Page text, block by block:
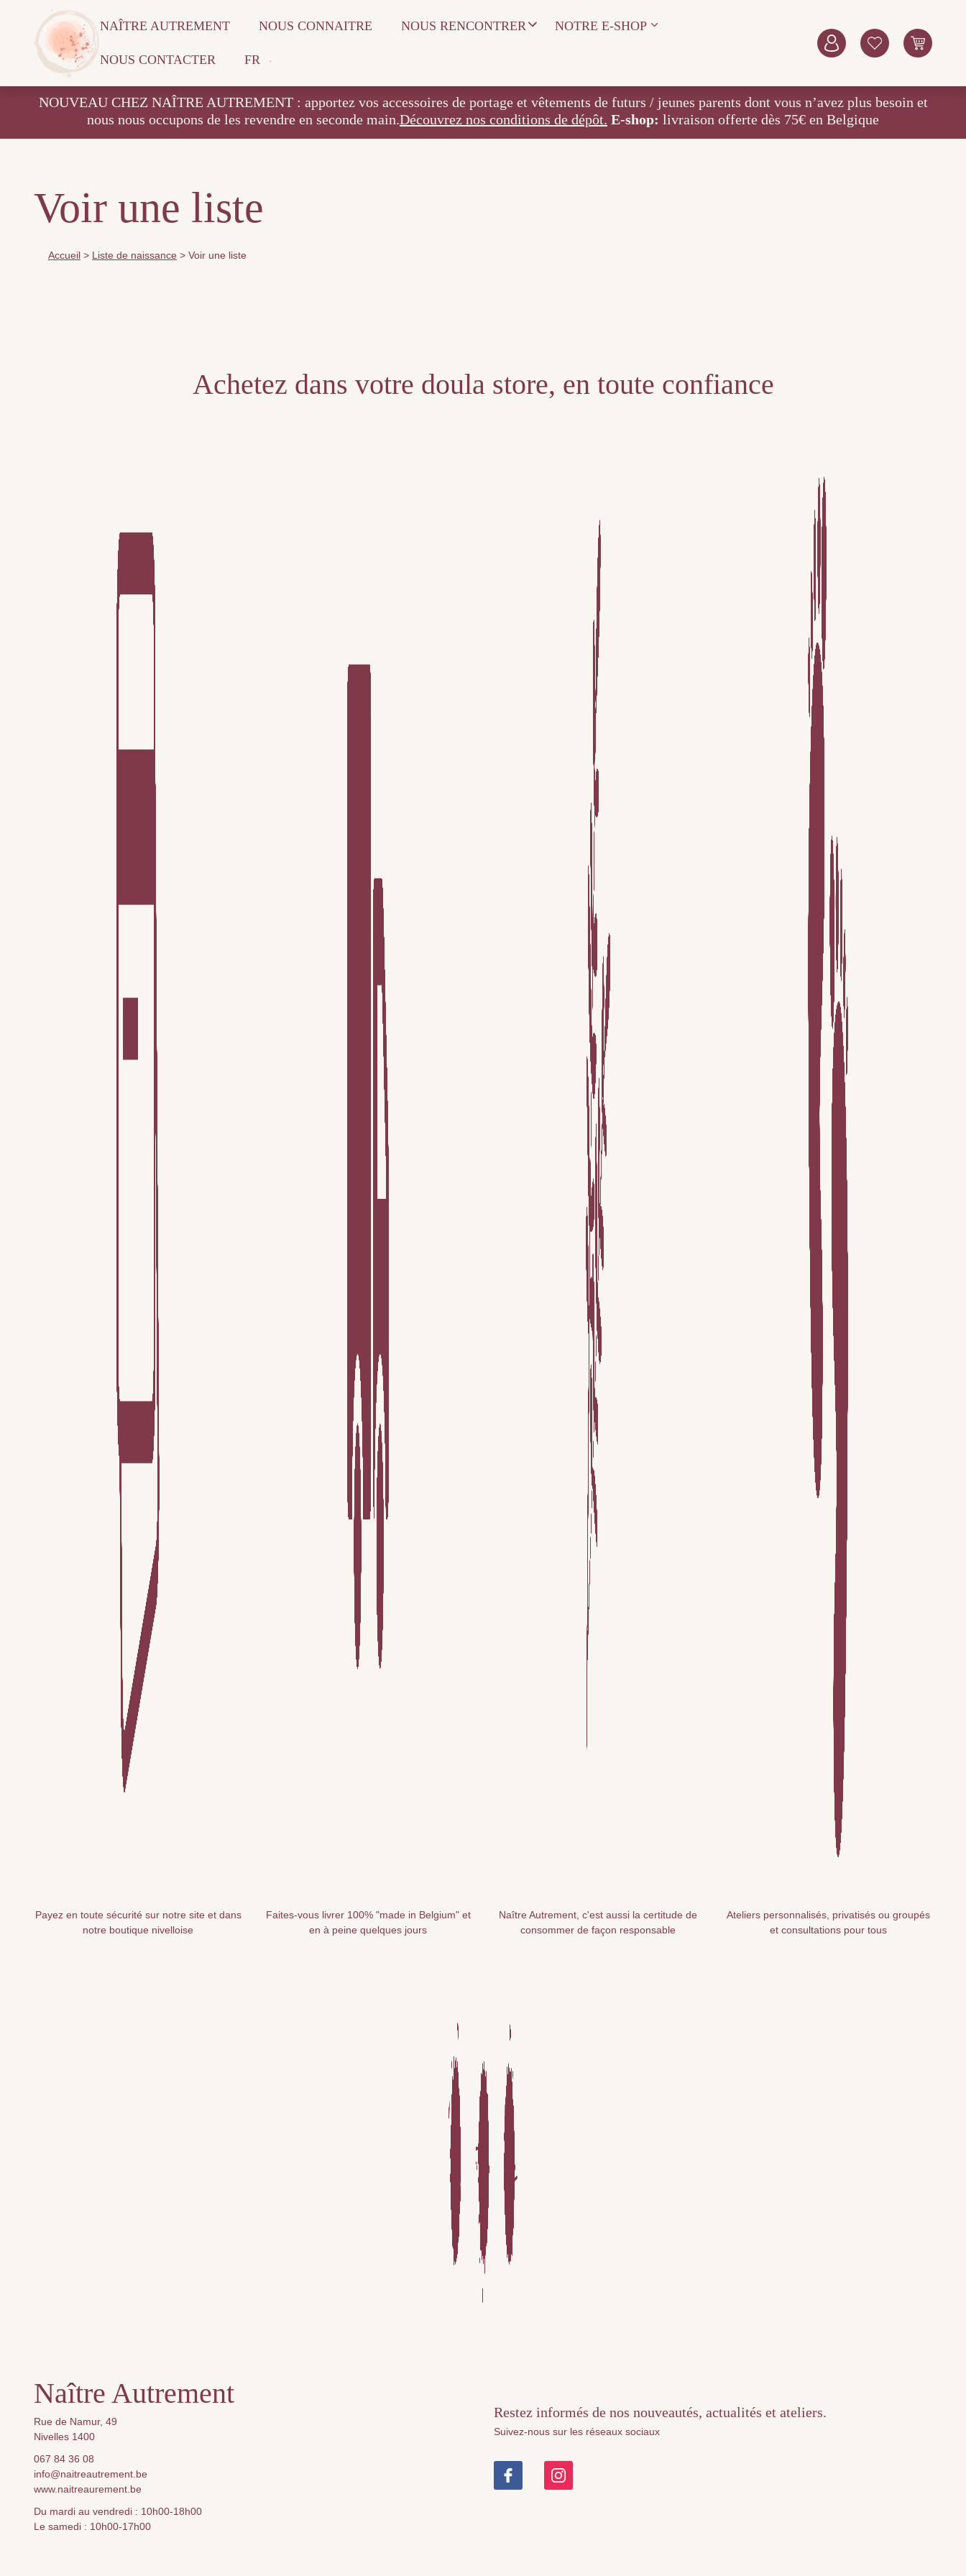
NAÎTRE AUTREMENT NOUS CONNAITRE NOUS RENCONTRER NOTRE E-SHOP
NOUS CONTACTER FR
NOUVEAU CHEZ NAÎTRE AUTREMENT : apportez vos accessoires de portage et vêtements de futurs / jeunes parents dont vous n’avez plus besoin et
nous nous occupons de les revendre en seconde main.Découvrez nos conditions de dépôt. E-shop: livraison offerte dès 75€ en Belgique
Voir une liste
Accueil > Liste de naissance > Voir une liste
Achetez dans votre doula store, en toute confiance
Payez en toute sécurité sur notre site et dans
notre boutique nivelloise
Faites-vous livrer 100% "made in Belgium" et
en à peine quelques jours
Naître Autrement, c'est aussi la certitude de
consommer de façon responsable
Ateliers personnalisés, privatisés ou groupés
et consultations pour tous
Naître Autrement
Rue de Namur, 49
Nivelles 1400
067 84 36 08
info@naitreautrement.be
www.naitreaurement.be
Du mardi au vendredi : 10h00-18h00
Le samedi : 10h00-17h00
Restez informés de nos nouveautés, actualités et ateliers.
Suivez-nous sur les réseaux sociaux